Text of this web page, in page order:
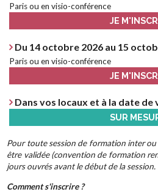
Paris ou en visio-conférence
JE
Du 14 octobre 2026 au 15
Paris ou en visio-conférence
JE
Dans vos locaux et à la date de
SUR
Pour toute session de formation inter
être validée (convention de formation
jours ouvrés avant le début de la session.
Comment s'inscrire ?